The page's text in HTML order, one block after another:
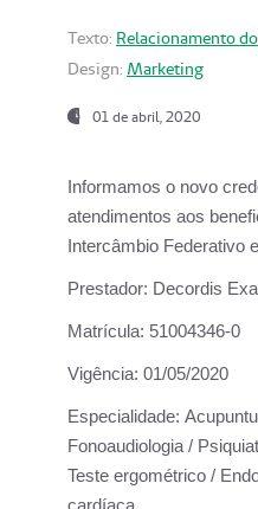
Texto: Relacionamento
Design: Marketing
01 de abril, 2020
Informamos o novo
atendimentos aos
Intercâmbio Federativo
Prestador: Decordis
Matrícula: 51004346-0
Vigência: 01/05/2020
Especialidade:
Fonoaudiologia /
Teste ergométrico /